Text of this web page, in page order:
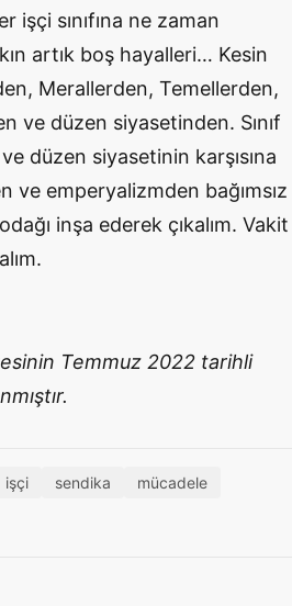
işçi sınıfına ne zaman
artık boş hayalleri… Kesin
Merallerden, Temellerden,
ve düzen siyasetinden. Sınıf
düzen siyasetinin karşısına
ve emperyalizmden bağımsız
inşa ederek çıkalım. Vakit
Temmuz 2022 tarihli
işçi sendika
mücadele